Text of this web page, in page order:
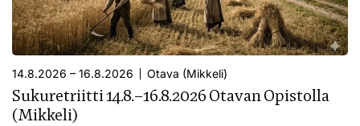
14.8.2026 – 16.8.2026 Otava (Mikkeli)
Sukuretriitti 14.8.–16.8.2026 Otavan Opistolla
(Mikkeli)